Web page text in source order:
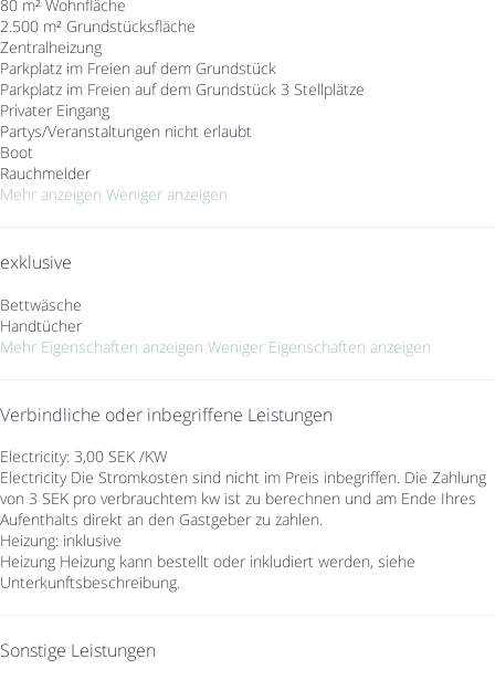
80 m² Wohnfläche
2.500 m² Grundstücksfläche
Zentralheizung
Parkplatz im Freien auf dem Grundstück
Parkplatz im Freien auf dem Grundstück 3 Stellplätze
Privater Eingang
Partys/Veranstaltungen nicht erlaubt
Boot
Rauchmelder
Mehr anzeigen Weniger anzeigen
exklusive
Bettwäsche
Handtücher
Mehr Eigenschaften anzeigen Weniger Eigenschaften anzeigen
Verbindliche oder inbegriffene Leistungen
Electricity: 3,00 SEK /KW
Electricity Die Stromkosten sind nicht im Preis inbegriffen. Die Zahlung
von 3 SEK pro verbrauchtem kw ist zu berechnen und am Ende Ihres
Aufenthalts direkt an den Gastgeber zu zahlen.
Heizung: inklusive
Heizung Heizung kann bestellt oder inkludiert werden, siehe
Unterkunftsbeschreibung.
Sonstige Leistungen